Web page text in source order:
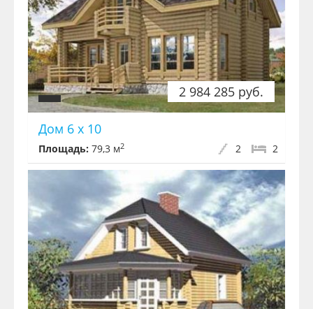
2 984 285 руб.
Дом 6 х 10
Площадь: 79,3 м2 2
2